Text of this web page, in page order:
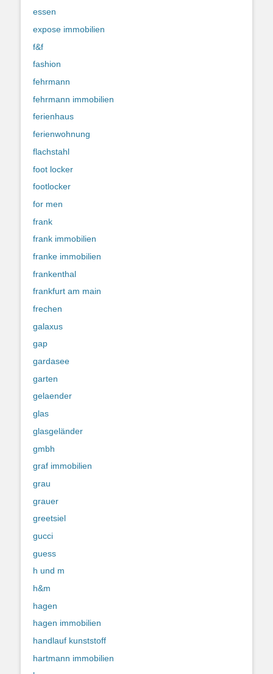
essen
expose immobilien
f&f
fashion
fehrmann
fehrmann immobilien
ferienhaus
ferienwohnung
flachstahl
foot locker
footlocker
for men
frank
frank immobilien
franke immobilien
frankenthal
frankfurt am main
frechen
galaxus
gap
gardasee
garten
gelaender
glas
glasgeländer
gmbh
graf immobilien
grau
grauer
greetsiel
gucci
guess
h und m
h&m
hagen
hagen immobilien
handlauf kunststoff
hartmann immobilien